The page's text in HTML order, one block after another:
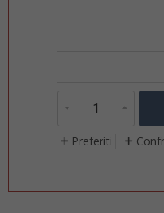
Preferiti